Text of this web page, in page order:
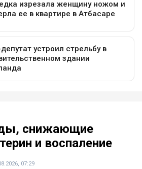
снижающие
и воспаление
07:29